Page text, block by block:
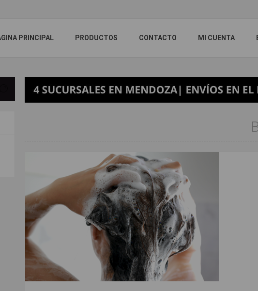
PRINCIPAL PRODUCTOS CONTACTO MI CUENTA